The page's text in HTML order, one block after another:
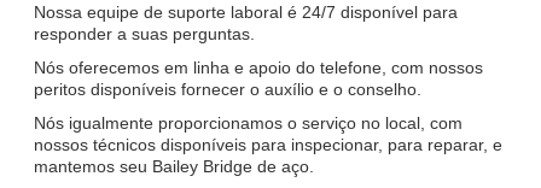
Nossa equipe de suporte laboral é 24/7 disponível para
responder a suas perguntas.
Nós oferecemos em linha e apoio do telefone, com nossos
peritos disponíveis fornecer o auxílio e o conselho.
Nós igualmente proporcionamos o serviço no local, com
nossos técnicos disponíveis para inspecionar, para reparar, e
mantemos seu Bailey Bridge de aço.